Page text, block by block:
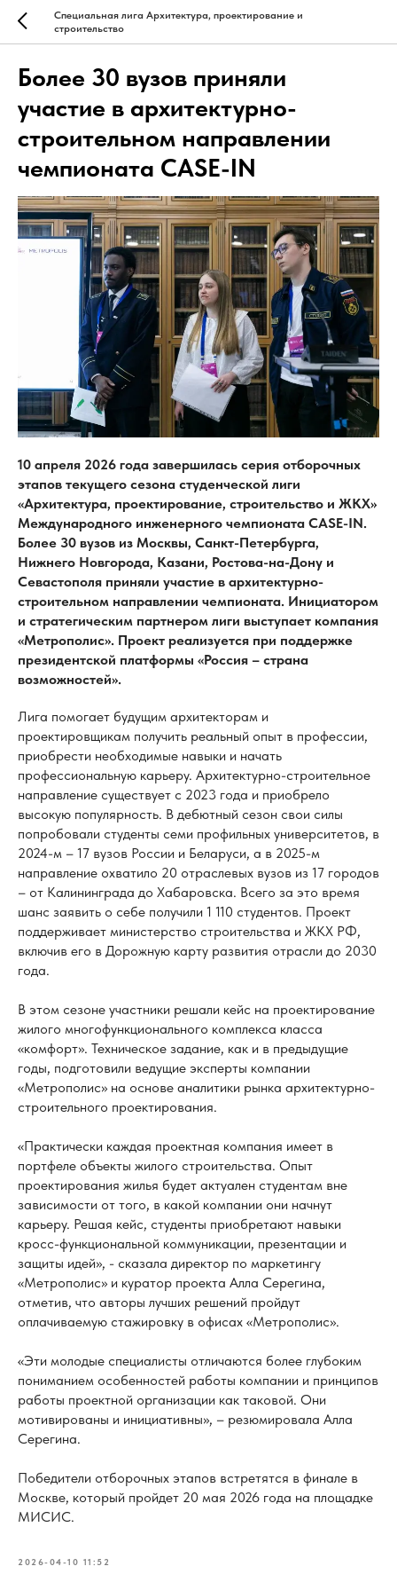
Специальная лига Архитектура, проектирование и
строительство
Более 30 вузов приняли
участие в архитектурно-
строительном направлении
чемпионата CASE-IN
10 апреля 2026 года завершилась серия отборочных
этапов текущего сезона студенческой лиги
«Архитектура, проектирование, строительство и ЖКХ»
Международного инженерного чемпионата CASE-IN.
Более 30 вузов из Москвы, Санкт-Петербурга,
Нижнего Новгорода, Казани, Ростова-на-Дону и
Севастополя приняли участие в архитектурно-
строительном направлении чемпионата. Инициатором
и стратегическим партнером лиги выступает компания
«Метрополис». Проект реализуется при поддержке
президентской платформы «Россия – страна
возможностей».
Лига помогает будущим архитекторам и
проектировщикам получить реальный опыт в профессии,
приобрести необходимые навыки и начать
профессиональную карьеру. Архитектурно-строительное
направление существует с 2023 года и приобрело
высокую популярность. В дебютный сезон свои силы
попробовали студенты семи профильных университетов, в
2024-м – 17 вузов России и Беларуси, а в 2025-м
направление охватило 20 отраслевых вузов из 17 городов
– от Калининграда до Хабаровска. Всего за это время
шанс заявить о себе получили 1 110 студентов. Проект
поддерживает министерство строительства и ЖКХ РФ,
включив его в Дорожную карту развития отрасли до 2030
года.
В этом сезоне участники решали кейс на проектирование
жилого многофункционального комплекса класса
«комфорт». Техническое задание, как и в предыдущие
годы, подготовили ведущие эксперты компании
«Метрополис» на основе аналитики рынка архитектурно-
строительного проектирования.
«Практически каждая проектная компания имеет в
портфеле объекты жилого строительства. Опыт
проектирования жилья будет актуален студентам вне
зависимости от того, в какой компании они начнут
карьеру. Решая кейс, студенты приобретают навыки
кросс-функциональной коммуникации, презентации и
защиты идей», - сказала директор по маркетингу
«Метрополис» и куратор проекта Алла Серегина,
отметив, что авторы лучших решений пройдут
оплачиваемую стажировку в офисах «Метрополис».
«Эти молодые специалисты отличаются более глубоким
пониманием особенностей работы компании и принципов
работы проектной организации как таковой. Они
мотивированы и инициативны», – резюмировала Алла
Серегина.
Победители отборочных этапов встретятся в финале в
Москве, который пройдет 20 мая 2026 года на площадке
МИСИС.
2026-04-10 11:52